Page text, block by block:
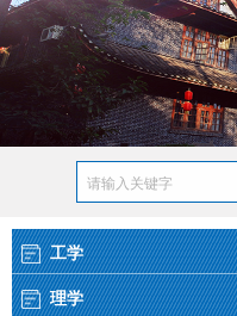
工学
理学